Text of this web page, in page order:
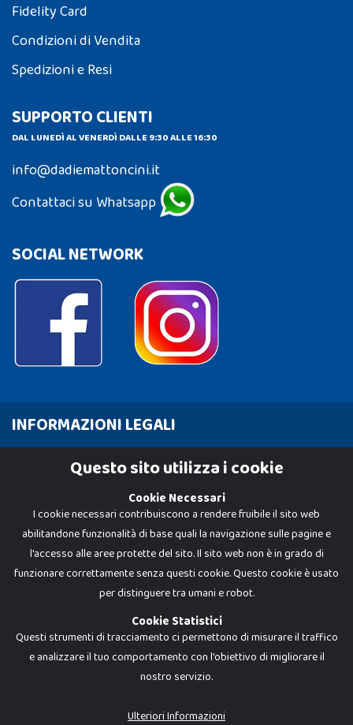
Fidelity Card
Condizioni di Vendita
Spedizioni e Resi
SUPPORTO CLIENTI
DAL LUNEDÌ AL VENERDÌ DALLE 9:30 ALLE 16:30
info@dadiemattoncini.it
Contattaci su Whatsapp
SOCIAL NETWORK
INFORMAZIONI LEGALI
Cookie Policy
Dadi e Mattoncini è un brand di Giocabene Srl. Ogni riproduzione o utilizzo non
I prezzi e le promozioni pubblicate potrebbero differire da quanto esposto in
Questo sito utilizza i cookie
Cookie Necessari
I cookie necessari contribuiscono a rendere fruibile il sito web
abilitandone funzionalità di base quali la navigazione sulle pagine e
l'accesso alle aree protette del sito. Il sito web non è in grado di
funzionare correttamente senza questi cookie. Questo cookie è usato
per distinguere tra umani e robot.
Cookie Statistici
Questi strumenti di tracciamento ci permettono di misurare il traffico
e analizzare il tuo comportamento con l'obiettivo di migliorare il
nostro servizio.
Ulteriori Informazioni